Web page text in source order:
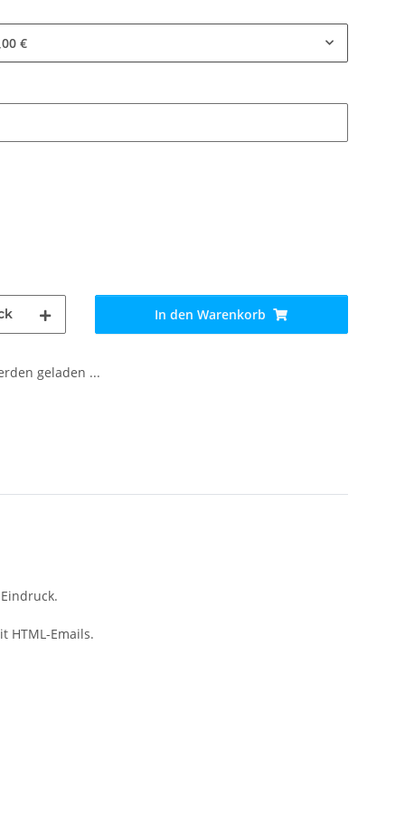
€
In den Warenkorb
geladen ...
HTML-Emails.